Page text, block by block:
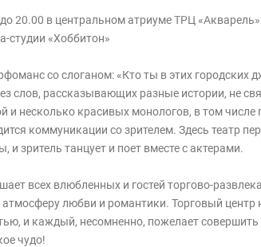
20.00 в центральном атриуме ТРЦ
студии «Хоббитон»
со слоганом: «Кто ты в этих городских
слов, рассказывающих разные истории, не
и несколько красивых монологов, в том числе
коммуникации со зрителем. Здесь театр
и зритель танцует и поет вместе с актерами.
всех влюбленных и гостей торгово-
атмосферу любви и романтики. Торговый центр
и каждый, несомненно, пожелает совершить
чудо!